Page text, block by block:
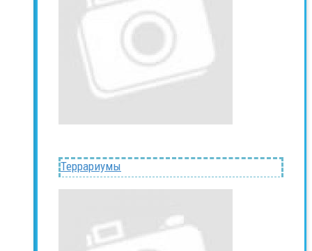
Террариумы